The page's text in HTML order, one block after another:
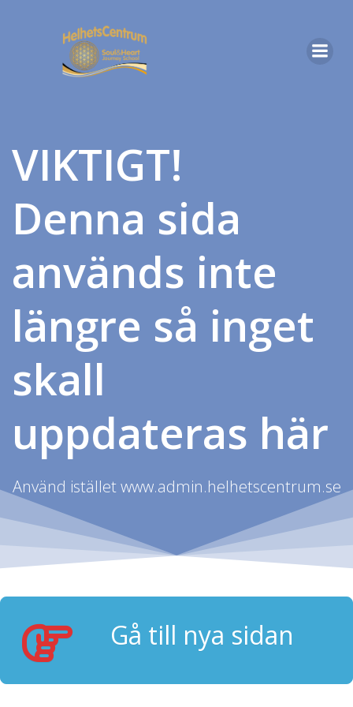
VIKTIGT!
Denna sida
används inte
längre så inget
skall
uppdateras här
Använd istället www.admin.helhetscentrum.se
Gå till nya sidan